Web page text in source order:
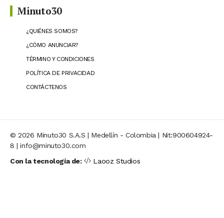
Minuto30
¿QUIÉNES SOMOS?
¿CÓMO ANUNCIAR?
TÉRMINO Y CONDICIONES
POLÍTICA DE PRIVACIDAD
CONTÁCTENOS
© 2026 Minuto30 S.A.S | Medellín - Colombia | Nit:900604924-
8 | info@minuto30.com
Con la tecnología de:
Laooz Studios